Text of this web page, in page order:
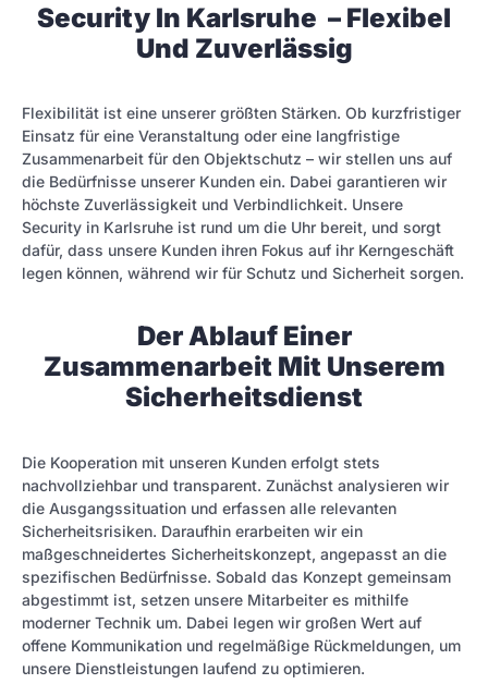
Security In Karlsruhe – Flexibel
Und Zuverlässig
Flexibilität ist eine unserer größten Stärken. Ob kurzfristiger
Einsatz für eine Veranstaltung oder eine langfristige
Zusammenarbeit für den Objektschutz – wir stellen uns auf
die Bedürfnisse unserer Kunden ein. Dabei garantieren wir
höchste Zuverlässigkeit und Verbindlichkeit. Unsere
Security in Karlsruhe ist rund um die Uhr bereit, und sorgt
dafür, dass unsere Kunden ihren Fokus auf ihr Kerngeschäft
legen können, während wir für Schutz und Sicherheit sorgen.
Der Ablauf Einer
Zusammenarbeit Mit Unserem
Sicherheitsdienst
Die Kooperation mit unseren Kunden erfolgt stets
nachvollziehbar und transparent. Zunächst analysieren wir
die Ausgangssituation und erfassen alle relevanten
Sicherheitsrisiken. Daraufhin erarbeiten wir ein
maßgeschneidertes Sicherheitskonzept, angepasst an die
spezifischen Bedürfnisse. Sobald das Konzept gemeinsam
abgestimmt ist, setzen unsere Mitarbeiter es mithilfe
moderner Technik um. Dabei legen wir großen Wert auf
offene Kommunikation und regelmäßige Rückmeldungen, um
unsere Dienstleistungen laufend zu optimieren.